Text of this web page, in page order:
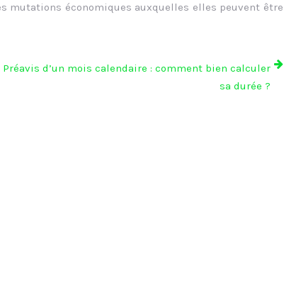
mutations économiques auxquelles elles peuvent être
Préavis d’un mois calendaire : comment bien calculer
sa durée ?